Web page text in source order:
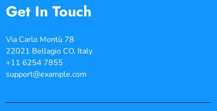
Get In Touch
Via Carlo Montù 78
22021 Bellagio CO, Italy
+11 6254 7855
support@example.com